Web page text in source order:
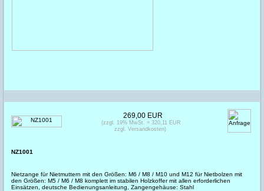
NZ1001
Nietzange für Nietmuttern mit den Größen: M6 / M8 / M10 und M12 für Nietbolzen mit
den Größen: M5 / M6 / M8 komplett im stabilen Holzkoffer mit allen erforderlichen
Einsätzen, deutsche Bedienungsanleitung, Zangengehäuse: Stahl
269,00 EUR
(zzgl. 19% MwSt. = 320,11 EUR
zzgl. Versandkosten)